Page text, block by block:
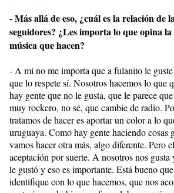
- Más allá de eso, ¿cuál es la relación de
seguidores? ¿Les importa lo que opina la
música que hacen?
- A mí no me importa que a fulanito le
que lo respete sí. Nosotros hacemos lo que
hay gente que no le gusta, que le parece
muy rockero, no sé, que cambie de radio.
tratamos de hacer es aportar un color a lo
uruguaya. Como hay gente haciendo cosas
vamos hacer otra más, algo diferente. Pero
aceptación por suerte. A nosotros nos gusta
le gustó y eso es importante. Está bueno
identifique con lo que hacemos, que nos